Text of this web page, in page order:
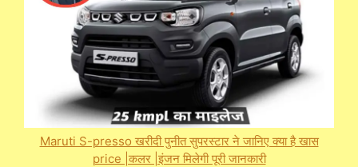
Maruti S-presso खरीदी पुनीत सुपरस्टार ने जानिए क्या है खास
price |कलर |इंजन मिलेगी पूरी जानकारी